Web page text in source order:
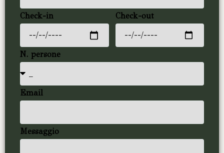
Check-in Check-out
N. persone
Email
Messaggio